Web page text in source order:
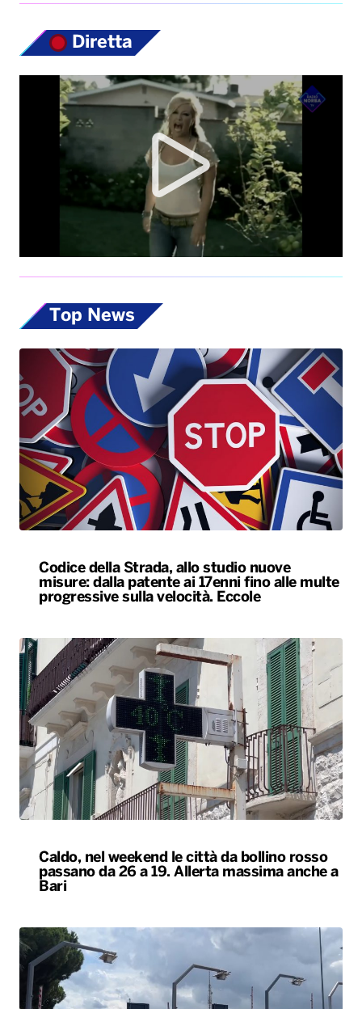
Diretta
Top News
Codice della Strada, allo studio nuove
misure: dalla patente ai 17enni fino alle multe
progressive sulla velocità. Eccole
Caldo, nel weekend le città da bollino rosso
passano da 26 a 19. Allerta massima anche a
Bari